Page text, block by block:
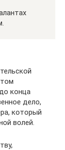
конца
дело,
который
волей.